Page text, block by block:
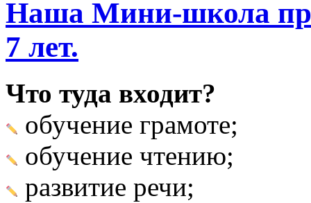
Наша Мини-школа
7 лет.
Что туда входит?
обучение грамоте;
обучение чтению;
развитие речи;